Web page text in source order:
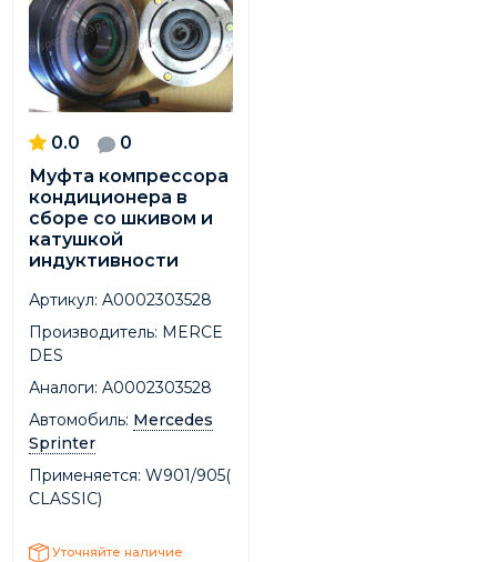
0.0
0
Муфта компрессора
кондиционера в
сборе со шкивом и
катушкой
индуктивности
Артикул: A0002303528
Производитель: MERCE
DES
Аналоги: A0002303528
Автомобиль: Mercedes
Sprinter
Применяется: W901/905(
CLASSIC)
Уточняйте наличие